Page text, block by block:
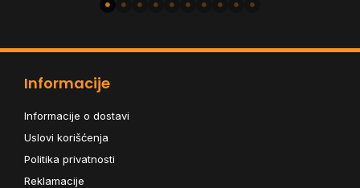
Informacije
Informacije o dostavi
Uslovi korišćenja
Politika privatnosti
Reklamacije